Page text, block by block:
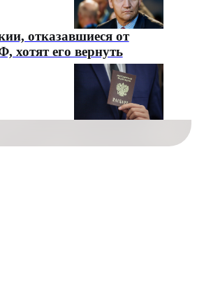
отказавшиеся от
хотят его вернуть